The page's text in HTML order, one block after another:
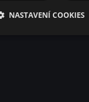
NASTAVENÍ COOKIES